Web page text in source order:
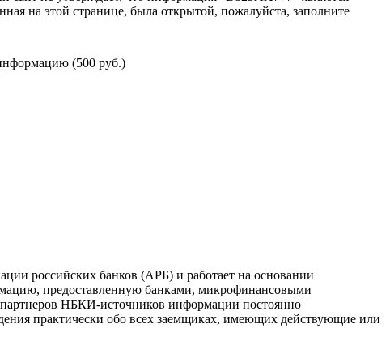
на этой странице, была открытой, пожалуйста, заполните
(500 руб.)
российских банков (АРБ) и работает на основании
предоставленную банками, микрофинансовыми
НБКИ-источников информации постоянно
практически обо всех заемщиках, имеющих действующие или